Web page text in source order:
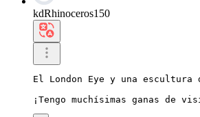
kdRhinoceros150
El London Eye y una
¡Tengo muchísimas ganas